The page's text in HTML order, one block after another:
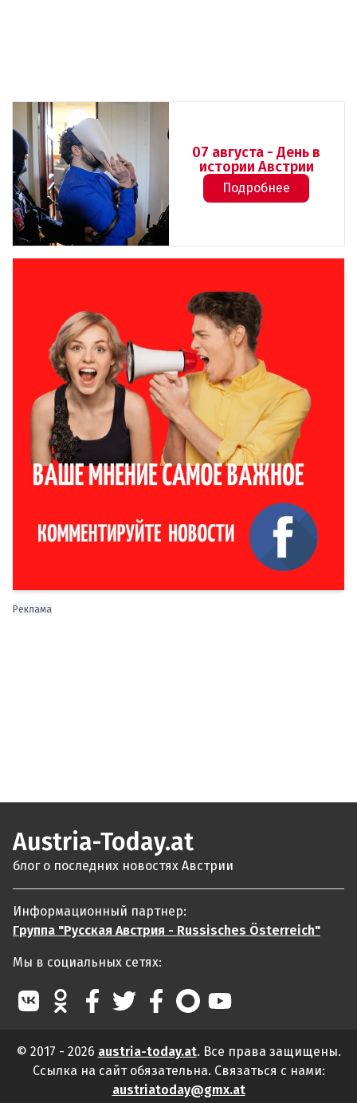
07 августа - День в
истории Австрии
Подробнее
Реклама
Austria-Today.at
блог о последних новостях Австрии
Информационный партнер:
Группа "Русская Австрия - Russisches Österreich"
Мы в социальных сетях:
© 2017 - 2026 austria-today.at. Все права защищены.
Ссылка на сайт обязательна. Связаться с нами:
austriatoday@gmx.at